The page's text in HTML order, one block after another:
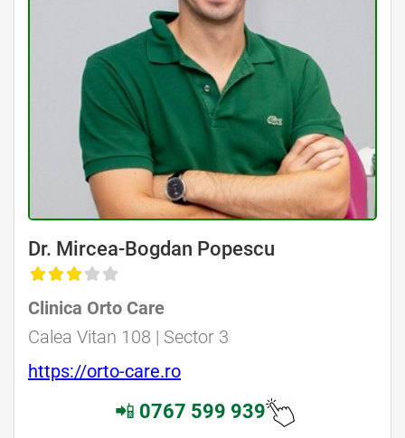
Dr. Mircea-Bogdan Popescu
Clinica Orto Care
Calea Vitan 108 | Sector 3
https://orto-care.ro
📲 0767 599 939